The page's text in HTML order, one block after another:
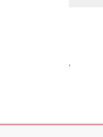
'